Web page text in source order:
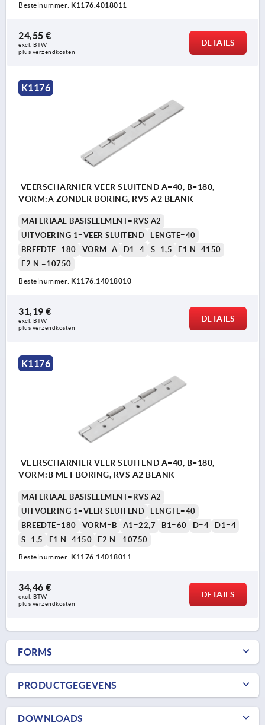
Bestelnummer: K1176.4018011
24,55 €
excl. BTW
plus verzendkosten
DETAILS
K1176
VEERSCHARNIER VEER SLUITEND A=40, B=180,
VORM:A ZONDER BORING, RVS A2 BLANK
MATERIAAL BASISELEMENT=RVS A2
UITVOERING 1=VEER SLUITEND
LENGTE=40
BREEDTE=180
VORM=A D1=4 S=1,5
F1 N=4150
F2 N =10750
Bestelnummer: K1176.14018010
31,19 €
excl. BTW
plus verzendkosten
DETAILS
K1176
VEERSCHARNIER VEER SLUITEND A=40, B=180,
VORM:B MET BORING, RVS A2 BLANK
MATERIAAL BASISELEMENT=RVS A2
UITVOERING 1=VEER SLUITEND
LENGTE=40
BREEDTE=180
VORM=B A1=22,7 B1=60 D=4
D1=4
S=1,5
F1 N=4150 F2 N =10750
Bestelnummer: K1176.14018011
34,46 €
excl. BTW
plus verzendkosten
DETAILS
FORMS
PRODUCTGEGEVENS
DOWNLOADS